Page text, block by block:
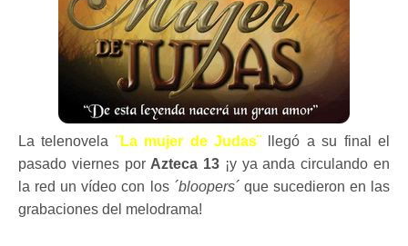
La telenovela ¨La mujer de Judas¨llegó a su final el
pasado viernes por Azteca 13 ¡y ya anda circulando en
la red un vídeo con los ´bloopers´ que sucedieron en las
grabaciones del melodrama!